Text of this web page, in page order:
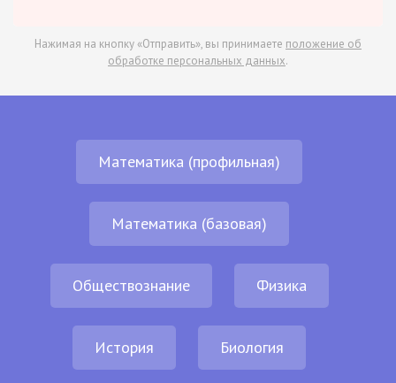
Нажимая на кнопку «Отправить», вы принимаете положение об
обработке персональных данных.
Математика (профильная)
Математика (базовая)
Обществознание Физика
История Биология